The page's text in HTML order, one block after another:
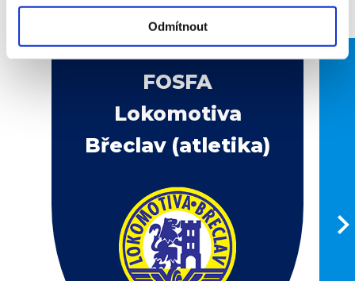
Odmítnout
FOSFA
Lokomotiva
Břeclav (atletika)